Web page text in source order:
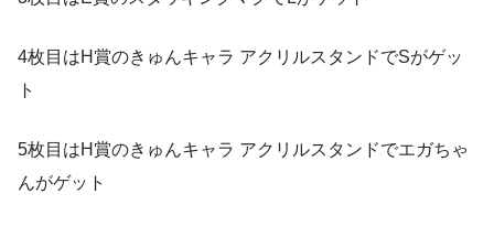
4枚目はH賞のきゅんキャラ アクリルスタンドでSがゲッ
ト
5枚目はH賞のきゅんキャラ アクリルスタンドでエガちゃ
んがゲット